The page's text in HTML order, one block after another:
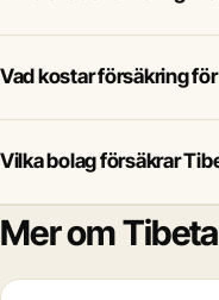
Vad kostar försäkring
Vilka bolag försäkrar
Mer om